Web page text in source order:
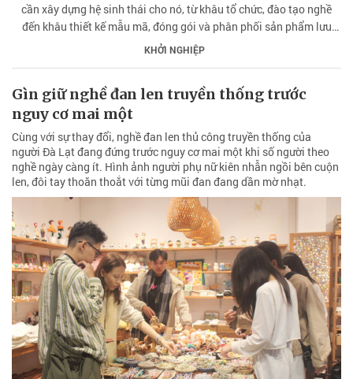
cần xây dựng hệ sinh thái cho nó, từ khâu tổ chức, đào tạo nghề
đến khâu thiết kế mẫu mã, đóng gói và phân phối sản phẩm lưu
thông trên thị trường.
KHỞI NGHIỆP
Gìn giữ nghề đan len truyền thống trước
nguy cơ mai một
Cùng với sự thay đổi, nghề đan len thủ công truyền thống của
người Đà Lạt đang đứng trước nguy cơ mai một khi số người theo
nghề ngày càng ít. Hình ảnh người phụ nữ kiên nhẫn ngồi bên cuộn
len, đôi tay thoăn thoắt với từng mũi đan đang dần mờ nhạt.